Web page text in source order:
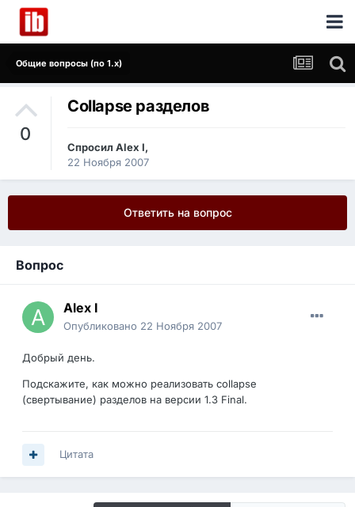
Общие вопросы (по 1.x)
0
Сollapse разделов
Спросил Alex I,
22 Ноября 2007
Ответить на вопрос
Вопрос
Alex I
Опубликовано 22 Ноября 2007
Добрый день.
Подскажите, как можно реализовать сollapse
(свертывание) разделов на версии 1.3 Final.
Цитата